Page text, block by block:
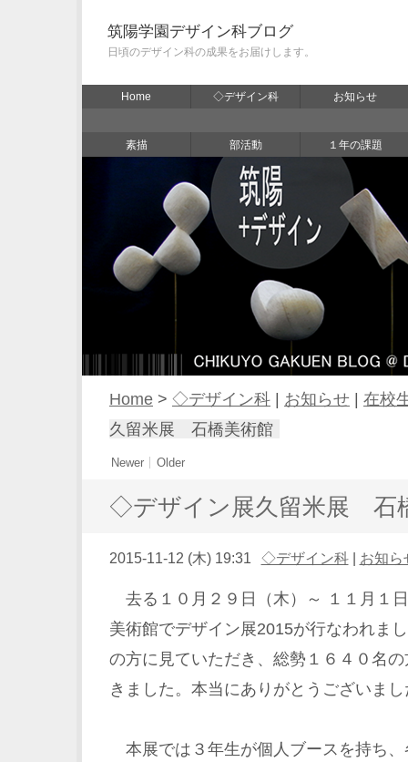
筑陽学園デザイン科ブログ
日頃のデザイン科の成果をお届けします。
Home ◇デザイン科 お知らせ
素描 部活動 １年の課題
Home > ◇デザイン科 | お知らせ | 在校
久留米展 石橋美術館
Newer Older
◇デザイン展久留米展 石
2015-11-12 (木) 19:31 ◇デザイン科| お知ら
去る１０月２９日（木）～ １１月１
美術館でデザイン展2015が行なわれま
の方に見ていただき、総勢１６４０名
きました。本当にありがとうございま
本展では３年生が個人ブースを持ち